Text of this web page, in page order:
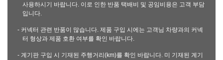
사용하시기 바랍니다. 이로 인한 반품 택배비 및 공임비용은 고객 부담
입니다.
- 커넥터 관련 반품이 많습니다. 제품 구입 시에는 고객님 차량과의 커넥
터 형상과 제품 호환 여부를 확인 바랍니다.
- 계기판 구입 시 기재된 주행거리(km)를 확인 바랍니다. 미 기재된 계기